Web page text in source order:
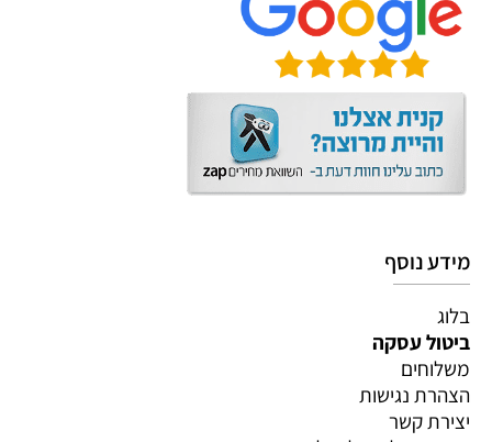
מידע נוסף
בלוג
ביטול עסקה
משלוחים
הצהרת נגישות
יצירת קשר